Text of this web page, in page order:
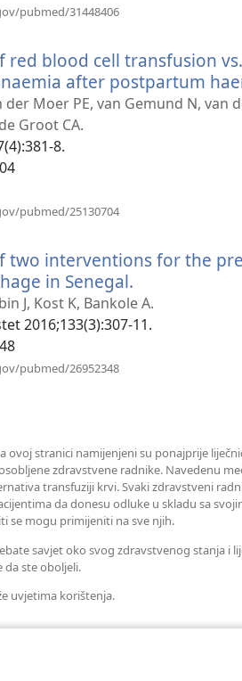
pubmed/31448406
prozor)
red blood cell transfusion
after postpartum
der Moer PE, van Gemund N, van
Groot CA.
8.
pubmed/25130704
prozor)
two interventions for the
in Senegal.
se
novi
J, Kost K, Bankole A.
2016;133(3):307-11.
pubmed/26952348
ovoj stranici namijenjeni su ponajprije
zdravstvene radnike. Navedenu
transfuziji krvi. Svaki zdravstveni
da donesu odluke u skladu sa
se mogu primijeniti na sve njih.
savjet oko svog zdravstvenog stanja i
da ste oboljeli.
uvjetima korištenja.